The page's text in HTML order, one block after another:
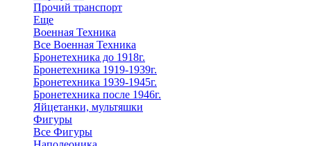
Прочий транспорт
Еще
Военная Техника
Все Военная Техника
Бронетехника до 1918г.
Бронетехника 1919-1939г.
Бронетехника 1939-1945г.
Бронетехника после 1946г.
Яйцетанки, мультяшки
Фигуры
Все Фигуры